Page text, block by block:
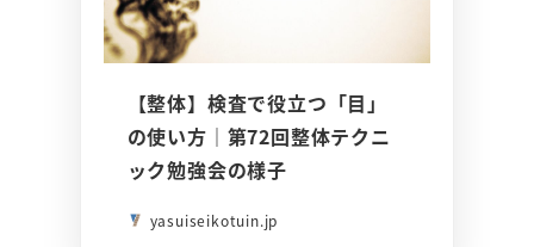
【整体】検査で役立つ「目」
の使い方｜第72回整体テクニ
ック勉強会の様子
yasuiseikotuin.jp